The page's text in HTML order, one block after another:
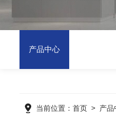
产品中心
当前位置：首页 > 产品